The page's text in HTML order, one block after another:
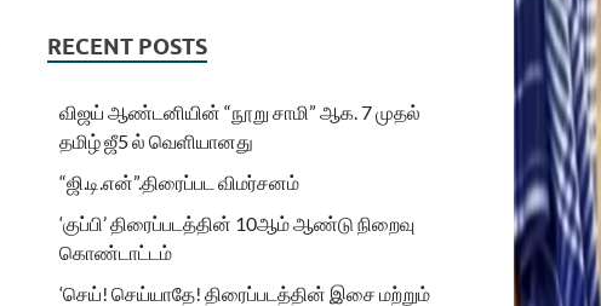
RECENT POSTS
விஜய் ஆண்டனியின் “நூறு சாமி” ஆக. 7 முதல்
தமிழ் ஜீ5 ல் வெளியானது
“ஜி.டி.என்”.திரைப்பட விமர்சனம்
‘குப்பி’ திரைப்படத்தின் 10ஆம் ஆண்டு நிறைவு
கொண்டாட்டம்
‘செய்! செய்யாதே! திரைப்படத்தின் இசை மற்றும்